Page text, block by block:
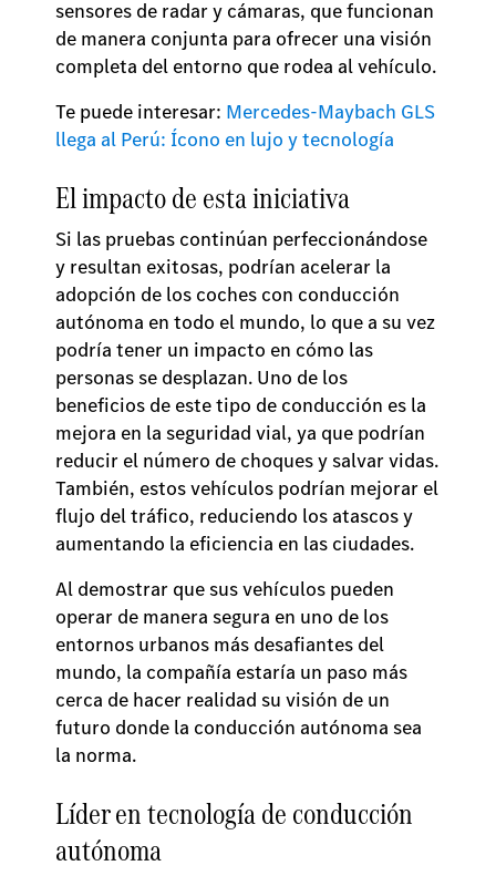
sensores de radar y cámaras, que funcionan
de manera conjunta para ofrecer una visión
completa del entorno que rodea al vehículo.
Te puede interesar: Mercedes-Maybach GLS
llega al Perú: Ícono en lujo y tecnología
El impacto de esta iniciativa
Si las pruebas continúan perfeccionándose
y resultan exitosas, podrían acelerar la
adopción de los coches con conducción
autónoma en todo el mundo, lo que a su vez
podría tener un impacto en cómo las
personas se desplazan. Uno de los
beneficios de este tipo de conducción es la
mejora en la seguridad vial, ya que podrían
reducir el número de choques y salvar vidas.
También, estos vehículos podrían mejorar el
flujo del tráfico, reduciendo los atascos y
aumentando la eficiencia en las ciudades.
Al demostrar que sus vehículos pueden
operar de manera segura en uno de los
entornos urbanos más desafiantes del
mundo, la compañía estaría un paso más
cerca de hacer realidad su visión de un
futuro donde la conducción autónoma sea
la norma.
Líder en tecnología de conducción
autónoma